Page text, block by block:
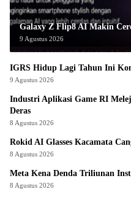
Galaxy Z Flip8 AI Makin
9 Agustus 2026
IGRS Hidup Lagi Tahun Ini
9 Agustus 2026
Industri Aplikasi Game RI
Deras
8 Agustus 2026
Rokid AI Glasses Kacamata
8 Agustus 2026
Meta Kena Denda Triliunan
8 Agustus 2026